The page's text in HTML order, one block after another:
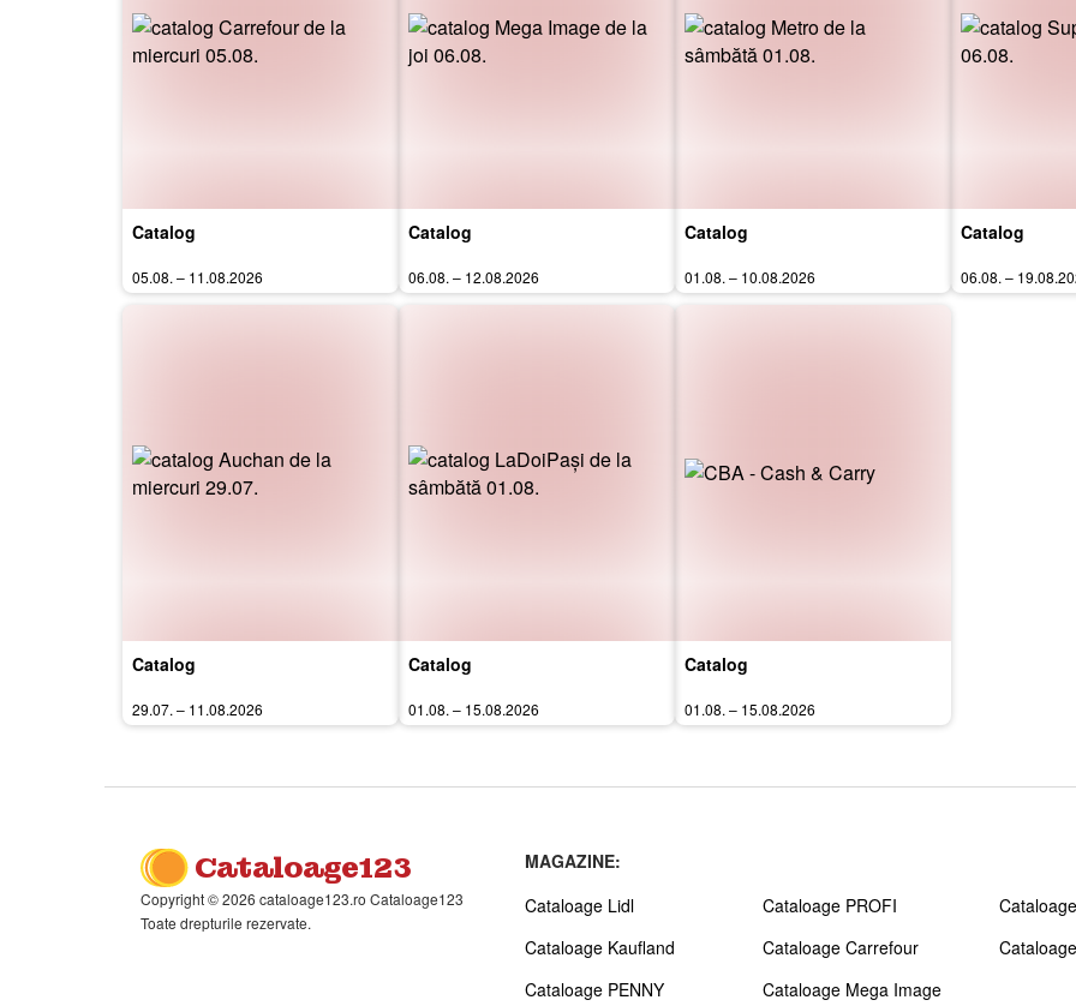
Catalog
05.08. – 11.08.2026
Catalog
06.08. – 12.08.2026
Catalog
01.08. – 10.08.2026
Catalog
06.08. –
Catalog
29.07. – 11.08.2026
Catalog
01.08. – 15.08.2026
Catalog
01.08. – 15.08.2026
Cataloage123
Copyright © 2026 cataloage123.ro Cataloage123
Toate drepturile rezervate.
MAGAZINE:
Cataloage Lidl
Cataloage Kaufland
Cataloage PENNY
Cataloage PROFI
Cataloage Carrefour
Cataloage Mega Image